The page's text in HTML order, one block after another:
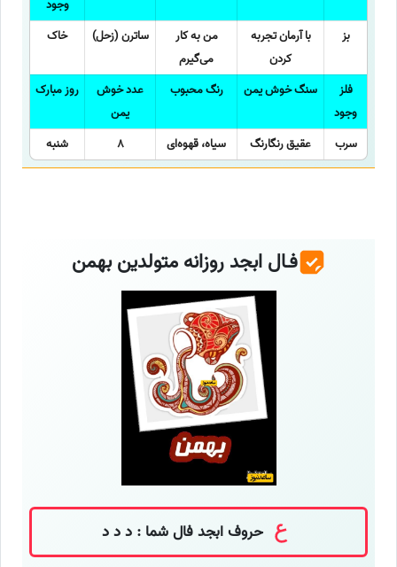
وجود
بز
با آرمان تجربه
کردن
من به کار
می‌گیرم
ساترن (زحل) خاک
فلز
وجود
سنگ خوش یمن رنگ محبوب
عدد خوش
یمن
روز مبارک
سرب عقیق رنگارنگ سیاه، قهوه‌ای 8 شنبه
فـال ابجد روزانه متولدین بهمن
حروف ابجد فال شما : د د د